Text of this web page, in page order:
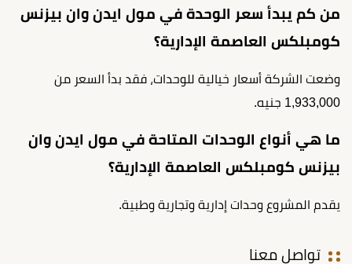
من كم يبدأ سعر الوحدة في مول ايدن وان بيزنس
كومبلكس العاصمة الإدارية؟
وضعت الشركة أسعار خيالية للوحدات، فقد بدأ السعر من
1,933,000 جنيه.
ما هي أنواع الوحدات المتاحة في مول ايدن وان
بيزنس كومبلكس العاصمة الإدارية؟
يقدم المشروع وحدات إدارية وتجارية وطبية.
تواصل معنا